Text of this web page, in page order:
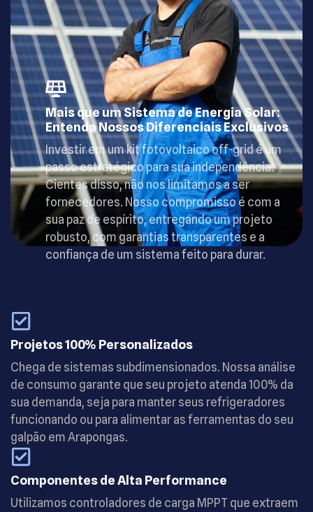
Mais que um Sistema de Energia Solar:
Entenda Nossos Diferenciais Exclusivos
Investir em um kit fotovoltaico off-grid é um
passo estratégico para sua independência.
Cientes disso, não nos limitamos a ser
fornecedores. Nosso compromisso é com a
sua paz de espírito, entregando um projeto
robusto, com garantias transparentes e a
confiança de um sistema feito para durar.
Projetos 100% Personalizados
Chega de sistemas subdimensionados. Nossa análise
de consumo garante que seu projeto atenda 100% da
sua demanda, seja para manter seus refrigeradores
funcionando ou para alimentar as ferramentas do seu
galpão em Arapongas.
Componentes de Alta Performance
Utilizamos controladores de carga MPPT que extraem